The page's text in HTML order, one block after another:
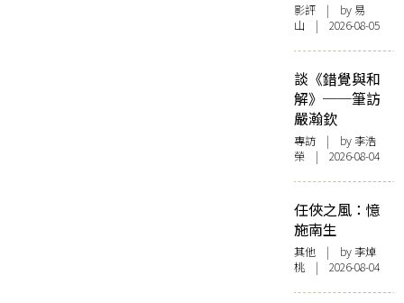
影評 | by 易
山 | 2026-08-05
談《錯覺與和
解》──筆訪
嚴瀚欽
專訪 | by 李浩
榮 | 2026-08-04
任俠之風：憶
施南生
其他 | by 李焯
桃 | 2026-08-04